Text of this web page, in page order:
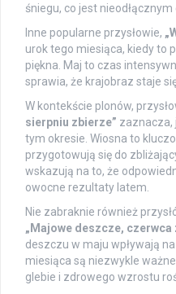
śniegu, co jest
Inne popularne przysłowie,
urok tego miesiąca, kiedy to
piękna. Maj to czas
sprawia, że krajobraz staje
W kontekście plonów,
sierpniu zbierze” zaznacza,
tym okresie. Wiosna to
przygotowują się do
wskazują na to, że
owocne rezultaty latem.
Nie zabraknie również
„Majowe deszcze, czerwca
deszczu w maju wpływają
miesiąca są niezwykle
glebie i zdrowego wzrostu